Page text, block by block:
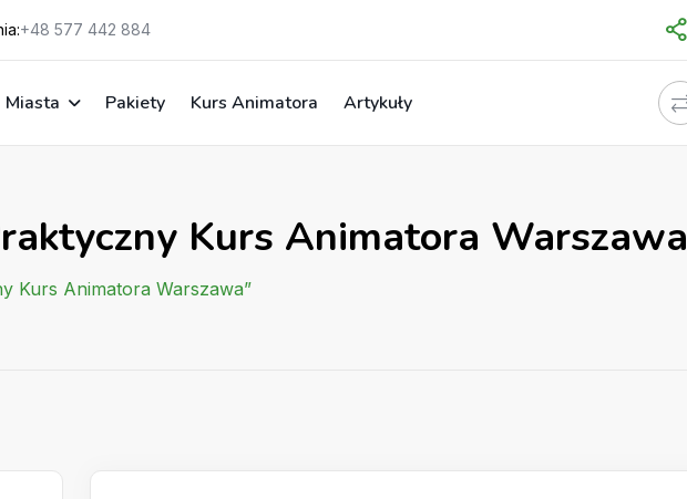
+48 577 442 884
Miasta Pakiety Kurs Animatora Artykuły
Kurs Animatora Warszawa
Kurs Animatora Warszawa”